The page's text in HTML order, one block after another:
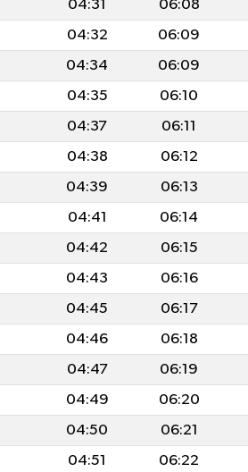
04:31 06:08
04:32 06:09
04:34 06:09
04:35 06:10
04:37 06:11
04:38 06:12
04:39 06:13
04:41 06:14
04:42 06:15
04:43 06:16
04:45 06:17
04:46 06:18
04:47 06:19
04:49 06:20
04:50 06:21
04:51 06:22